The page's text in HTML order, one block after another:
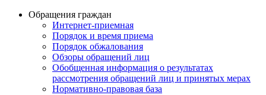
Обращения граждан
Интернет-приемная
Порядок и время приема
Порядок обжалования
Обзоры обращений лиц
Обобщенная информация о результатах
рассмотрения обращений лиц и принятых мерах
Нормативно-правовая база